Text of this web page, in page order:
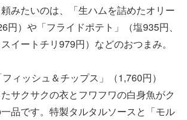
みたいのは、「生ハムを詰めたオリー
円）や「フライドポテト」（塩935円、
イートチリ979円）などのおつまみ。
ィッシュ＆チップス」（1,760円）
サクサクの衣とフワフワの白身魚がク
品です。特製タルタルソースと「モル